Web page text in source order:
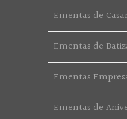
Ementas de
Ementas de
Ementas
Ementas de